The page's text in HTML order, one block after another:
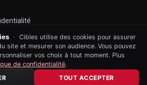
pour une arme vieille de plus de
pour un simple chiffre frappé dans
MENSUEL FONDÉ EN1967
Tous droits réservés. Reproduction, même
Cibles utilise des cookies pour assurer
site et mesurer son audience. Vous pouvez
vos choix à tout moment. Plus
de confidentialité.
TOUT ACCEPTER